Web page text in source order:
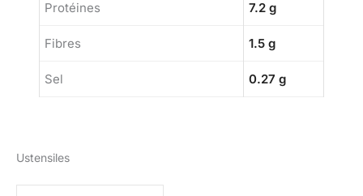
Protéines 7.2 g
Fibres 1.5 g
Sel 0.27 g
Ustensiles